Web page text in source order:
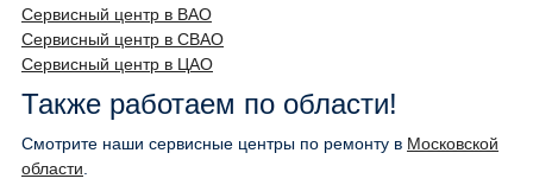
Сервисный центр в ВАО
Сервисный центр в СВАО
Сервисный центр в ЦАО
Также работаем по области!
Смотрите наши сервисные центры по ремонту в Московской
области